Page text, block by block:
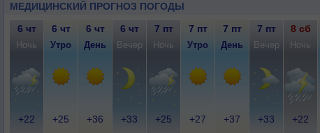
МЕДИЦИНСКИЙ ПРОГНОЗ ПОГОДЫ
6 чт 6 чт 6 чт 6 чт 7 пт 7 пт 7 пт 7 пт 8 сб
Ночь Утро День Вечер Ночь Утро День Вечер Ночь
+22 +25 +36 +33 +25 +27 +37 +33 +22